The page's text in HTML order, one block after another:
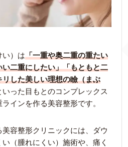
い）は「一重や奥二重の重たい
二重にしたい」「もともと二
した美しい理想の瞼（まぶ
いった目もとのコンプレックス
インを作る美容整形です。
容整形クリニックには、ダウ
（腫れにくい）施術や、痛く